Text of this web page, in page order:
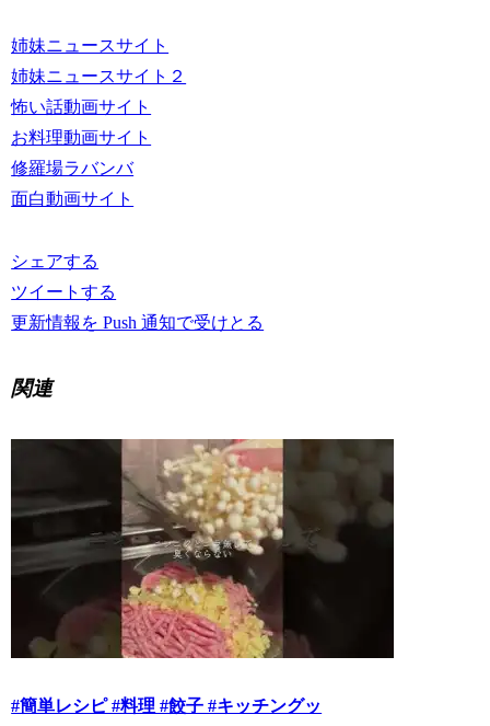
姉妹ニュースサイト
姉妹ニュースサイト２
怖い話動画サイト
お料理動画サイト
修羅場ラバンバ
面白動画サイト
シェアする
ツイートする
更新情報を Push 通知で受けとる
関連
#簡単レシピ #料理 #餃子 #キッチングッ